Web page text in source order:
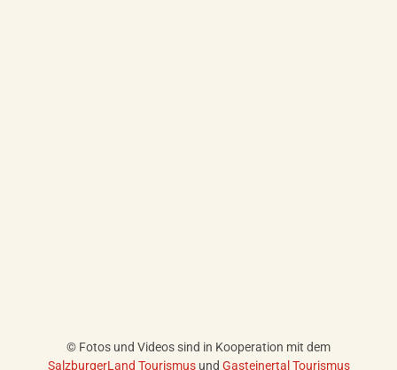
© Fotos und Videos sind in Kooperation mit dem
SalzburgerLand Tourismusund Gasteinertal Tourismus